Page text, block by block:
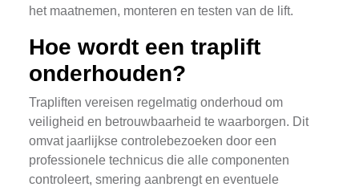
het maatnemen, monteren en testen van de lift.
Hoe wordt een traplift
onderhouden?
Trapliften vereisen regelmatig onderhoud om
veiligheid en betrouwbaarheid te waarborgen. Dit
omvat jaarlijkse controlebezoeken door een
professionele technicus die alle componenten
controleert, smering aanbrengt en eventuele